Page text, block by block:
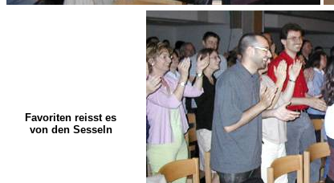
Favoriten reisst es
von den Sesseln